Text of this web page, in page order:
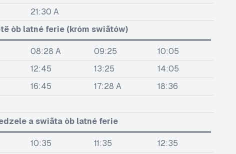
21:30 A
òb latné ferie (króm swiãtów)
08:28 A 09:25
10:05
12:45 13:25
14:05
16:45 17:28 A
18:36
a swiãta òb latné ferie
10:35 11:35
12:35